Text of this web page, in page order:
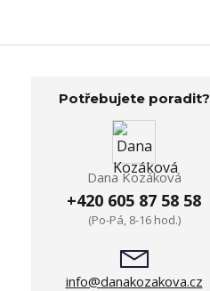
Potřebujete poradit?
Dana Kozáková
+420 605 87 58 58
(Po-Pá, 8-16 hod.)
info@danakozakova.cz